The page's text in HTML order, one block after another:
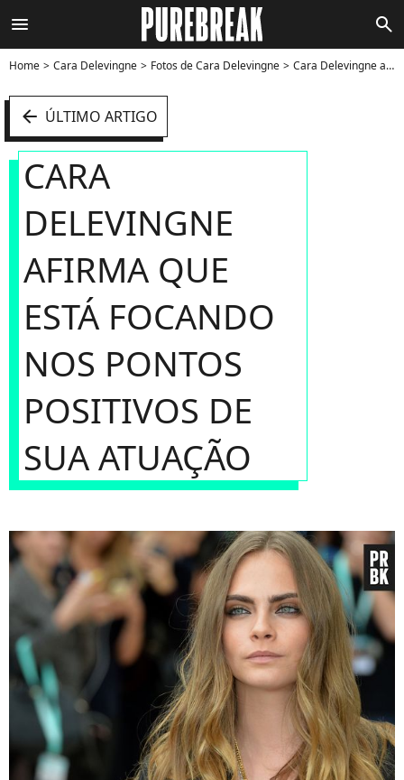
menu search
Home Cara Delevingne Fotos de Cara Delevingne Cara Delevingne afirma que está focando nos pontos positivos de sua atuação - Foto
arrow_left ÚLTIMO ARTIGO
CARA
DELEVINGNE
AFIRMA QUE
ESTÁ FOCANDO
NOS PONTOS
POSITIVOS DE
SUA ATUAÇÃO